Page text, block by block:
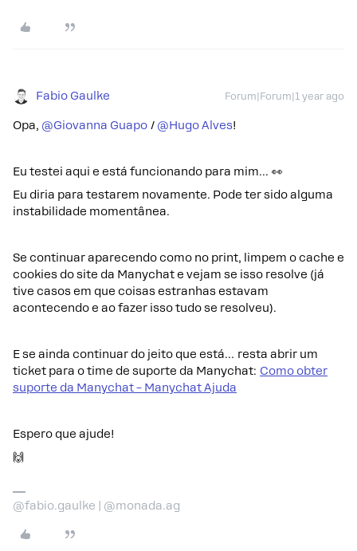
Fabio Gaulke Forum|Forum|1 year ago
Opa, ​ @Giovanna Guapo / ​ @Hugo Alves!
Eu testei aqui e está funcionando para mim… 👀
Eu diria para testarem novamente. Pode ter sido alguma
instabilidade momentânea.
Se continuar aparecendo como no print, limpem o cache e
cookies do site da Manychat e vejam se isso resolve (já
tive casos em que coisas estranhas estavam
acontecendo e ao fazer isso tudo se resolveu).
E se ainda continuar do jeito que está… resta abrir um
ticket para o time de suporte da Manychat: Como obter
suporte da Manychat – Manychat Ajuda
Espero que ajude!
🙌
@fabio.gaulke | @monada.ag